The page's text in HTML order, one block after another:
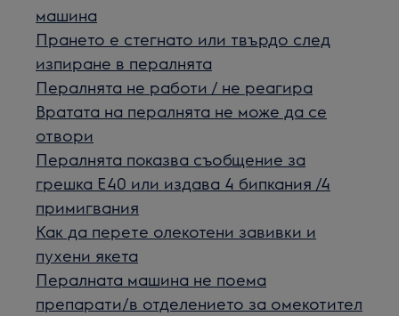
машина
Прането е стегнато или твърдо след
изпиране в пералнята
Пералнята не работи / не реагира
Вратата на пералнята не може да се
отвори
Пералнята показва съобщение за
грешка Е40 или издава 4 бипкания /4
примигвания
Как да перетe олекотени завивки и
пухени якета
Пералната машина не поема
препарати/в отделението за омекотител